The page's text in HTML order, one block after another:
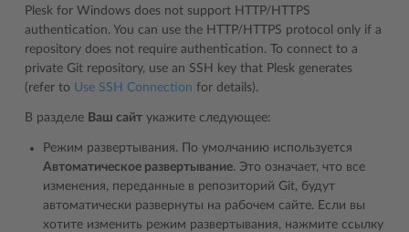
Plesk for Windows does not support HTTP/HTTPS
authentication. You can use the HTTP/HTTPS protocol only if a
repository does not require authentication. To connect to a
private Git repository, use an SSH key that Plesk generates
(refer to Use SSH Connection for details).
В разделе Ваш сайт укажите следующее:
Режим развертывания. По умолчанию используется
Автоматическое развертывание. Это означает, что все
изменения, переданные в репозиторий Git, будут
автоматически развернуты на рабочем сайте. Если вы
хотите изменить режим развертывания, нажмите ссылку